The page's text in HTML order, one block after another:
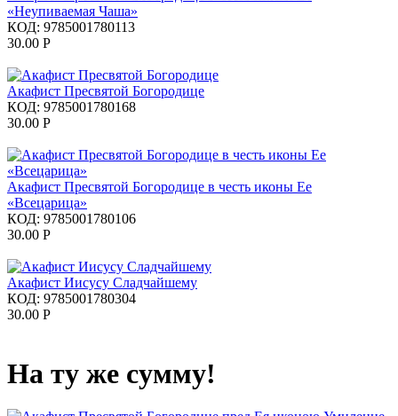
«Неупиваемая Чаша»
КОД: 9785001780113
30.00 Р
Акафист Пресвятой Богородице
КОД: 9785001780168
30.00 Р
Акафист Пресвятой Богородице в честь иконы Ее
«Всецарица»
КОД: 9785001780106
30.00 Р
Акафист Иисусу Сладчайшему
КОД: 9785001780304
30.00 Р
На ту же сумму!